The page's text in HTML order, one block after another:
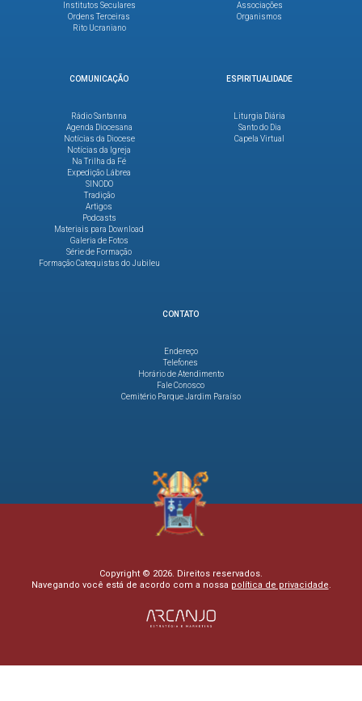
Institutos Seculares
Ordens Terceiras
Rito Ucraniano
Associações
Organismos
COMUNICAÇÃO
Rádio Santanna
Agenda Diocesana
Notícias da Diocese
Notícias da Igreja
Na Trilha da Fé
Expedição Lábrea
SINODO
Tradição
Artigos
Podcasts
Materiais para Download
Galeria de Fotos
Série de Formação
Formação Catequistas do Jubileu
ESPIRITUALIDADE
Liturgia Diária
Santo do Dia
Capela Virtual
CONTATO
Endereço
Telefones
Horário de Atendimento
Fale Conosco
Cemitério Parque Jardim Paraíso
Copyright © 2026. Direitos reservados.
Navegando você está de acordo com a nossa política de privacidade.